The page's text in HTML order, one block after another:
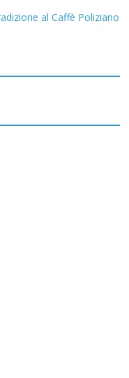
al Caffè Poliziano